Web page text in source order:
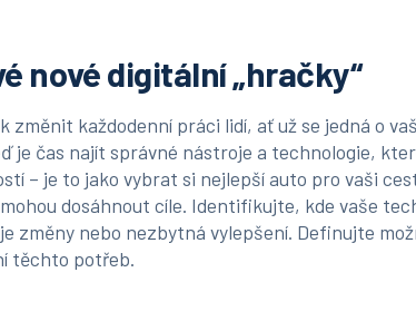
nové digitální „hračky“
změnit každodenní práci lidí, ať už se jedná o
je čas najít správné nástroje a technologie,
– je to jako vybrat si nejlepší auto pro vaši
dosáhnout cíle. Identifikujte, kde vaše
změny nebo nezbytná vylepšení. Definujte
těchto potřeb.